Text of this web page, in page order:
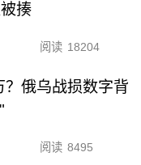
揍
阅读 18204
俄乌战损数字背
阅读 8495